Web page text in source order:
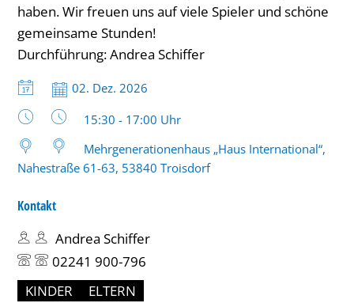
haben. Wir freuen uns auf viele Spieler und schöne
gemeinsame Stunden!
Durchführung: Andrea Schiffer
Datum:
02. Dez. 2026
Uhrzeit:
15:30 - 17:00 Uhr
Mehrgenerationenhaus „Haus International“,
Nahestraße 61-63, 53840 Troisdorf
Kontakt
Andrea Schiffer
02241 900-796
KINDER
ELTERN